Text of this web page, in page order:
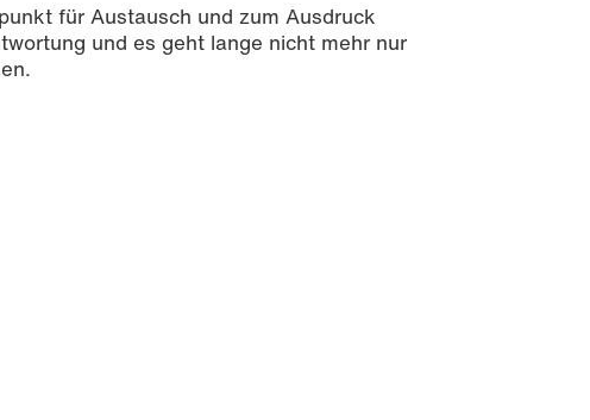
für Austausch und zum Ausdruck
und es geht lange nicht mehr nur